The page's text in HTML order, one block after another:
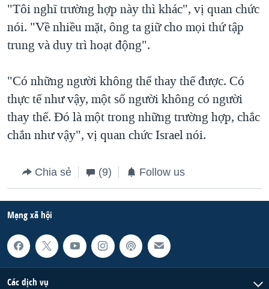
"Tôi nghĩ trường hợp này thì khác", vị quan chức
nói. "Về nhiều mặt, ông ta giữ cho mọi thứ tập
trung và duy trì hoạt động".
"Có những người không thể thay thế được. Có
thực tế như vậy, một số người không có người
thay thế. Đó là một trong những trường hợp, chắc
chắn như vậy", vị quan chức Israel nói.
Chia sẻ (9) Follow us
Mạng xã hội
Các dịch vụ